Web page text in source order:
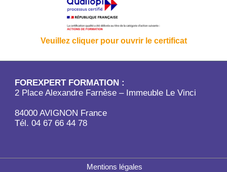
Veuillez cliquer pour ouvrir le certificat
FOREXPERT FORMATION :
2 Place Alexandre Farnèse – Immeuble Le Vinci
84000 AVIGNON France
Tél. 04 67 66 44 78
Mentions légales